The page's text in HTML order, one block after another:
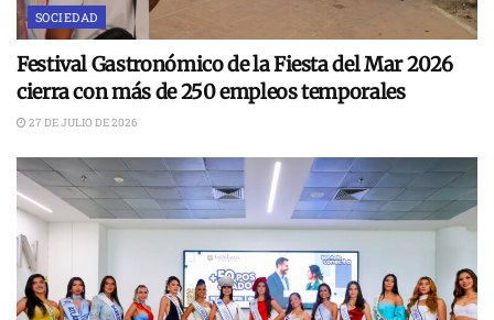
SOCIEDAD
Festival Gastronómico de la Fiesta del Mar 2026
cierra con más de 250 empleos temporales
27 DE JULIO DE 2026